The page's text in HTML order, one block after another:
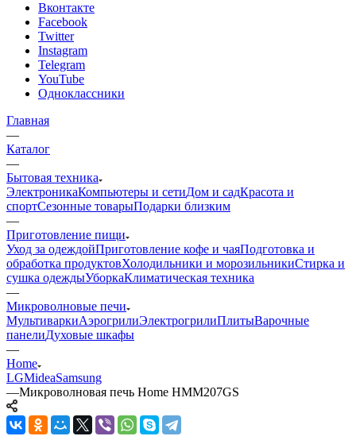
Вконтакте
Facebook
Twitter
Instagram
Telegram
YouTube
Одноклассники
Главная
—
Каталог
—
Бытовая техника
ЭлектроникаКомпьютеры и сетиДом и садКрасота и
спортСезонные товарыПодарки близким
—
Приготовление пищи
Уход за одеждойПриготовление кофе и чаяПодготовка и
обработка продуктовХолодильники и морозильникиСтирка и
сушка одеждыУборкаКлиматическая техника
—
Микроволновые печи
МультиваркиАэрогрилиЭлектрогрилиПлитыВарочные
панелиДуховые шкафы
—
Home
LGMideaSamsung
—Микроволновая печь Home HMM207GS